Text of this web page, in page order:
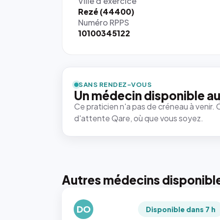
Rezé (44400)
Numéro RPPS
10100345122
SANS RENDEZ-VOUS
Un médecin disponible
Ce praticien n'a pas de créneau à
d'attente Qare, où que vous soyez.
Autres médecins
DO Disponible dans 7 h